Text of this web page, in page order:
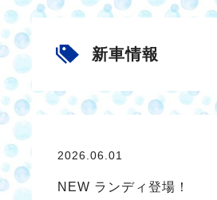
新車情報
2026.06.01
NEW ランディ登場！